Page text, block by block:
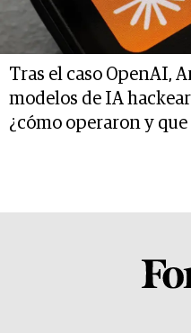
Tras el caso OpenAI,
modelos de IA
¿cómo operaron y